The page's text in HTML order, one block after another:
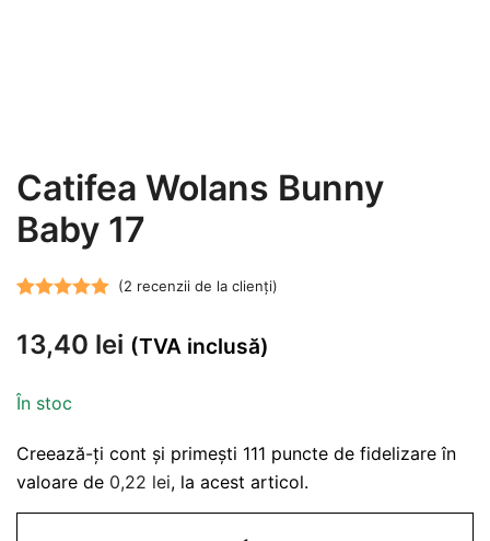
Catifea Wolans Bunny
Baby 17
5.00
din 5 pe
evaluări de la
(2 recenzii de la clienți)
13,40 lei (TVA inclusă)
În stoc
Creează-ți cont și primești 111 puncte de fidelizare în
valoare de 0,22 lei, la acest articol.